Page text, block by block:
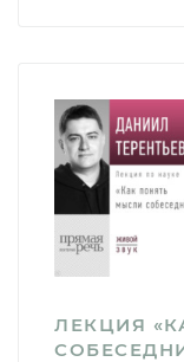
ЛЕКЦИЯ